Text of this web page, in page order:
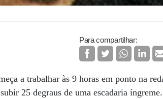
Para compartilhar:
a trabalhar às 9 horas em ponto na
25 degraus de uma escadaria